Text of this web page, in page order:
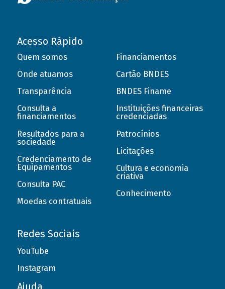
Acesso Rápido
Quem somos
Onde atuamos
Transparência
Consulta a
financiamentos
Resultados para a
sociedade
Credenciamento de
Equipamentos
Consulta PAC
Moedas contratuais
Financiamentos
Cartão BNDES
BNDES Finame
Instituições financeiras
credenciadas
Patrocínios
Licitações
Cultura e economia
criativa
Conhecimento
Redes Sociais
YouTube
Instagram
Ajuda